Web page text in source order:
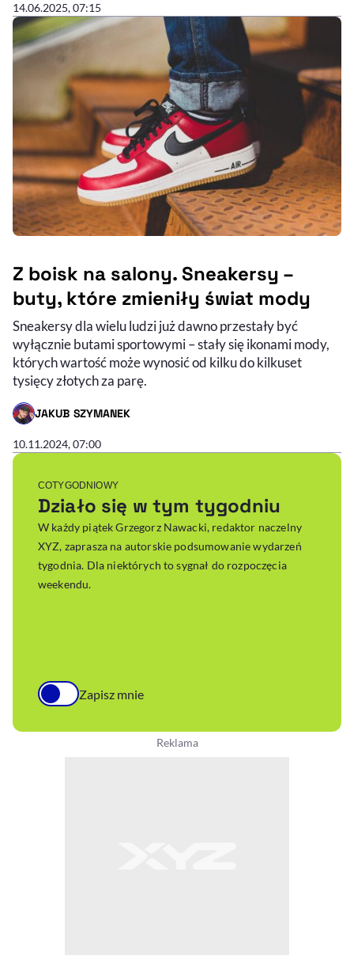
14.06.2025, 07:15
Z boisk na salony. Sneakersy –
buty, które zmieniły świat mody
Sneakersy dla wielu ludzi już dawno przestały być
wyłącznie butami sportowymi – stały się ikonami mody,
których wartość może wynosić od kilku do kilkuset
tysięcy złotych za parę.
JAKUB SZYMANEK
- AUTOR ARTYKUŁU - PROFIL
10.11.2024, 07:00